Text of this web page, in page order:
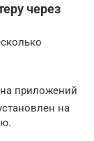
через
приложений
на